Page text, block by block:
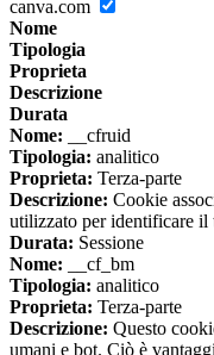
canva.com
Nome
Tipologia
Proprieta
Descrizione
Durata
Nome: __cfruid
Tipologia: analitico
Proprieta: Terza-parte
Descrizione: Cookie
utilizzato per identificare
Durata: Sessione
Nome: __cf_bm
Tipologia: analitico
Proprieta: Terza-parte
Descrizione: Questo
umani e bot. Ciò è